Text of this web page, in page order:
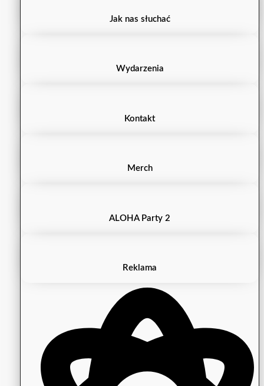
Jak nas słuchać
Wydarzenia
Kontakt
Merch
ALOHA Party 2
Reklama